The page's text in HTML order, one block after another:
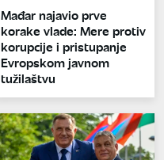
Mađar najavio prve
korake vlade: Mere protiv
korupcije i pristupanje
Evropskom javnom
tužilaštvu